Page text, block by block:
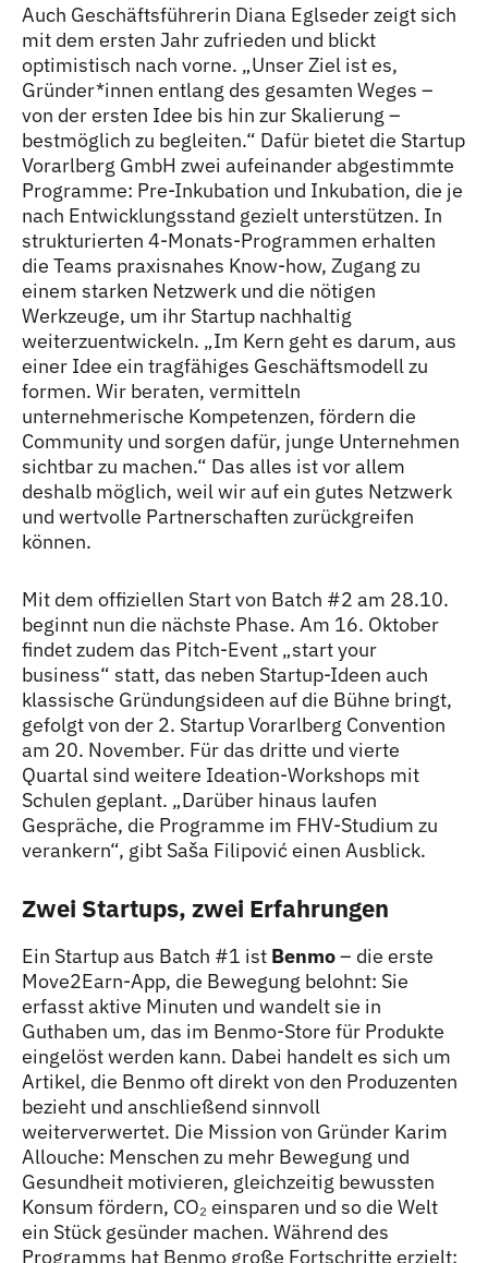
Auch Geschäftsführerin Diana Eglseder zeigt sich
mit dem ersten Jahr zufrieden und blickt
optimistisch nach vorne. „Unser Ziel ist es,
Gründer*innen Innen
entlang des gesamten Weges –
von der ersten Idee bis hin zur Skalierung –
bestmöglich zu begleiten.“ Dafür bietet die Startup
Vorarlberg GmbH zwei aufeinander abgestimmte
Programme: Pre-Inkubation und Inkubation, die je
nach Entwicklungsstand gezielt unterstützen. In
strukturierten 4-Monats-Programmen erhalten
die Teams praxisnahes Know-how, Zugang zu
einem starken Netzwerk und die nötigen
Werkzeuge, um ihr Startup nachhaltig
weiterzuentwickeln. „Im Kern geht es darum, aus
einer Idee ein tragfähiges Geschäftsmodell zu
formen. Wir beraten, vermitteln
unternehmerische Kompetenzen, fördern die
Community und sorgen dafür, junge Unternehmen
sichtbar zu machen.“ Das alles ist vor allem
deshalb möglich, weil wir auf ein gutes Netzwerk
und wertvolle Partnerschaften zurückgreifen
können.
Mit dem offiziellen Start von Batch #2 am 28.10.
beginnt nun die nächste Phase. Am 16. Oktober
findet zudem das Pitch-Event „start your
business“ statt, das neben Startup-Ideen auch
klassische Gründungsideen auf die Bühne bringt,
gefolgt von der 2. Startup Vorarlberg Convention
am 20. November. Für das dritte und vierte
Quartal sind weitere Ideation-Workshops mit
Schulen geplant. „Darüber hinaus laufen
Gespräche, die Programme im FHV-Studium zu
verankern“, gibt Saša Filipović einen Ausblick.
Zwei Startups, zwei Erfahrungen
Ein Startup aus Batch #1 ist Benmo– die erste
Move2Earn-App, die Bewegung belohnt: Sie
erfasst aktive Minuten und wandelt sie in
Guthaben um, das im Benmo-Store für Produkte
eingelöst werden kann. Dabei handelt es sich um
Artikel, die Benmo oft direkt von den Produzenten
bezieht und anschließend sinnvoll
weiterverwertet. Die Mission von Gründer Karim
Allouche: Menschen zu mehr Bewegung und
Gesundheit motivieren, gleichzeitig bewussten
Konsum fördern, CO₂ einsparen und so die Welt
ein Stück gesünder machen. Während des
Programms hat Benmo große Fortschritte erzielt: